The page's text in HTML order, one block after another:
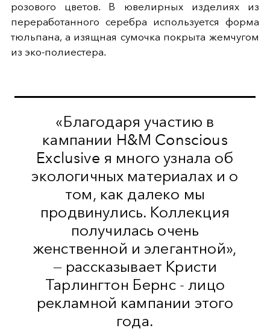
розового цветов. В ювелирных изделиях из
переработанного серебра используется форма
тюльпана, а изящная сумочка покрыта жемчугом
из эко-полиестера.
«Благодаря участию в
кампании H&M Conscious
Exclusive я много узнала об
экологичных материалах и о
том, как далеко мы
продвинулись. Коллекция
получилась очень
женственной и элегантной»,
— рассказывает Кристи
Тарлингтон Бернс - лицо
рекламной кампании этого
года.